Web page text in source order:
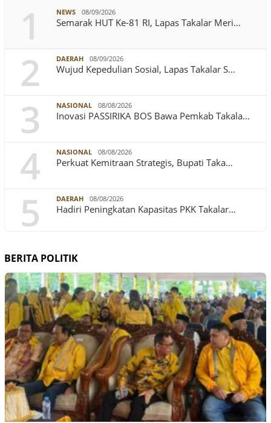
1 NEWS 08/09/2026
Semarak HUT Ke-81 RI, Lapas Takalar Meri…
2 DAERAH 08/09/2026
Wujud Kepedulian Sosial, Lapas Takalar S…
3 NASIONAL 08/08/2026
Inovasi PASSIRIKA BOS Bawa Pemkab Takala…
4 NASIONAL 08/08/2026
Perkuat Kemitraan Strategis, Bupati Taka…
5 DAERAH 08/08/2026
Hadiri Peningkatan Kapasitas PKK Takalar…
BERITA POLITIK